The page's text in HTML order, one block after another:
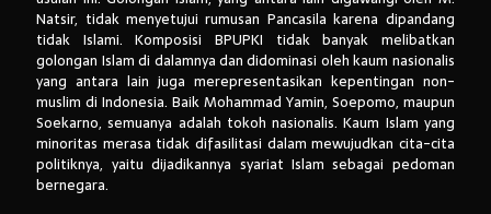
Natsir, tidak menyetujui rumusan Pancasila karena dipandang
tidak Islami. Komposisi BPUPKI tidak banyak melibatkan
golongan Islam di dalamnya dan didominasi oleh kaum nasionalis
yang antara lain juga merepresentasikan kepentingan non-
muslim di Indonesia. Baik Mohammad Yamin, Soepomo, maupun
Soekarno, semuanya adalah tokoh nasionalis. Kaum Islam yang
minoritas merasa tidak difasilitasi dalam mewujudkan cita-cita
politiknya, yaitu dijadikannya syariat Islam sebagai pedoman
bernegara.